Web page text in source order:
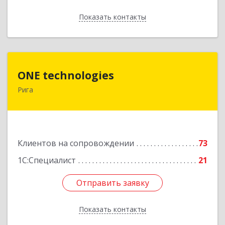
Показать контакты
Назад
ONE technologies
Рига
Клиентов на сопровождении
73
1С:Специалист
21
Отправить заявку
Показать контакты
Отправить заявку
Назад